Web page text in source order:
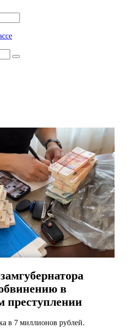
в
преступлении
в 7 миллионов рублей.